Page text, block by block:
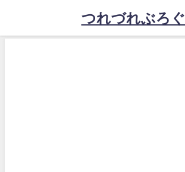
つれづれぶろぐ